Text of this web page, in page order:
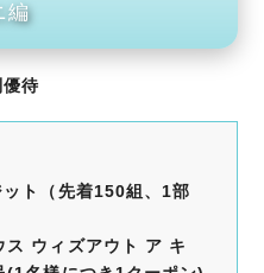
編
待
ト（先着150組、1部
ス ウィズアウト ア キ